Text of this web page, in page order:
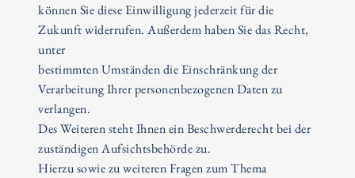
können Sie diese Einwilligung jederzeit für die
Zukunft widerrufen. Außerdem haben Sie das Recht,
unter
bestimmten Umständen die Einschränkung der
Verarbeitung Ihrer personenbezogenen Daten zu
verlangen.
Des Weiteren steht Ihnen ein Beschwerderecht bei der
zuständigen Aufsichtsbehörde zu.
Hierzu sowie zu weiteren Fragen zum Thema